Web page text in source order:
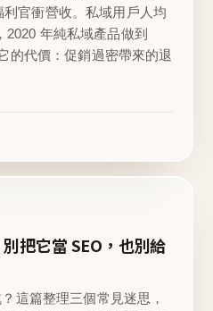
官衝營收。私域用戶人均
年純私域產品做到
的代價：促銷過密帶來的退
把它當 SEO，也別給
這篇整理三個常見迷思，